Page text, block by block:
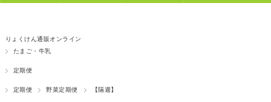
りょくけん通販オンライン
たまご・牛乳
定期便
定期便 野菜定期便 【隔週】